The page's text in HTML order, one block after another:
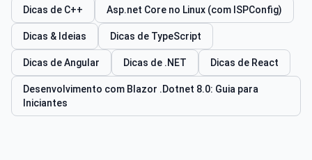
Dicas de C++ Asp.net Core no Linux (com ISPConfig)
Dicas & Ideias Dicas de TypeScript
Dicas de Angular Dicas de .NET Dicas de React
Desenvolvimento com Blazor .Dotnet 8.0: Guia para
Iniciantes